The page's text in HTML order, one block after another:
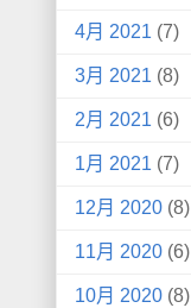
4月 2021 (7)
3月 2021 (8)
2月 2021 (6)
1月 2021 (7)
12月 2020 (8)
11月 2020 (6)
10月 2020 (8)